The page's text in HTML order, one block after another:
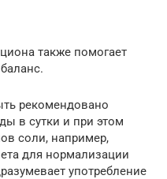
также помогает
рекомендовано
в сутки и при этом
соли, например,
для нормализации
употребление